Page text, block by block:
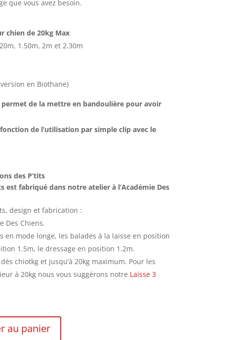
que vous avez besoin.
chien de 20kg Max
1.50m, 2m et 2.30m
en Biothane)
permet de la mettre en bandoulière pour avoir
de l’utilisation par simple clip avec le
des P’tits
est fabriqué dans notre atelier à l’Académie Des
design et fabrication :
Des Chiens.
en mode longe, les balades à la laisse en position
1.5m, le dressage en position 1.2m.
chiotkg et jusqu’à 20kg maximum. Pour les
à 20kg nous vous suggérons notre Laisse 3
au panier